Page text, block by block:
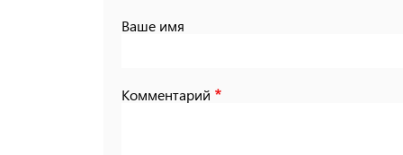
Ваше имя
Комментарий